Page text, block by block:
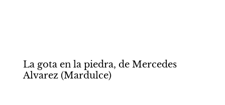
La gota en la piedra, de Mercedes
Alvarez (Mardulce)